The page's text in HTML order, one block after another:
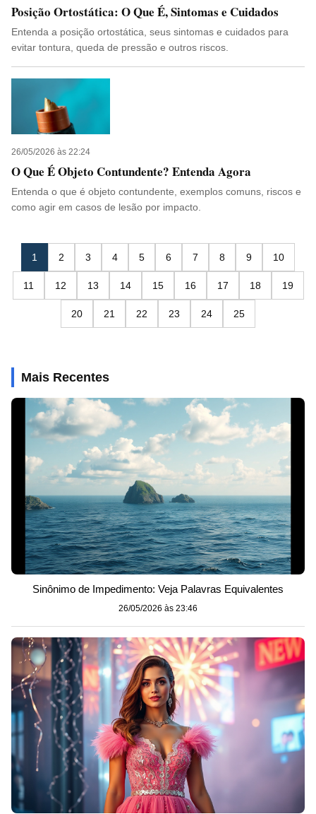
Posição Ortostática: O Que É, Sintomas e Cuidados
Entenda a posição ortostática, seus sintomas e cuidados para
evitar tontura, queda de pressão e outros riscos.
26/05/2026 às 22:24
O Que É Objeto Contundente? Entenda Agora
Entenda o que é objeto contundente, exemplos comuns, riscos e
como agir em casos de lesão por impacto.
1 2 3 4 5 6 7 8 9 10
11 12 13 14 15 16 17 18 19
20 21 22 23 24 25
Mais Recentes
Sinônimo de Impedimento: Veja Palavras Equivalentes
26/05/2026 às 23:46